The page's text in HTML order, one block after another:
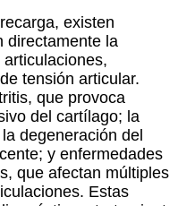
existen
directamente la
tensión articular.
que provoca
del cartílago; la
degeneración del
y enfermedades
que afectan múltiples
Estas